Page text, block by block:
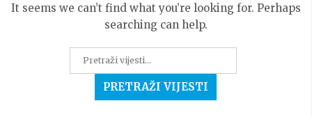
It seems we can’t find what you’re looking for. Perhaps
searching can help.